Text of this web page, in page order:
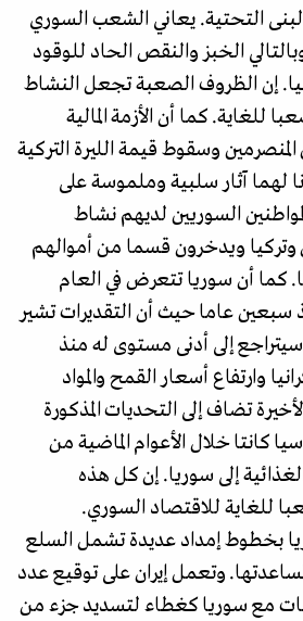
البنى التحتية. يعاني الشعب السوري
الخبز والنقص الحاد للوقود
إن الظروف الصعبة تجعل النشاط
للغاية. كما أن الأزمة المالية
المنصرمين وسقوط قيمة الليرة التركية
لهما آثار سلبية وملموسة على
السوريين لديهم نشاط
وتركيا ويدخرون قسما من أموالهم
كما أن سوريا تتعرض في العام
سبعين عاما حيث أن التقديرات تشير
إلى أدنى مستوى له منذ
وارتفاع أسعار القمح والمواد
تضاف إلى التحديات المذكورة
كانتا خلال الأعوام الماضية من
إلى سوريا. إن كل هذه
للغاية للاقتصاد السوري.
بخطوط إمداد عديدة تشمل السلع
وتعمل إيران على توقيع عدد
مع سوريا كغطاء لتسديد جزء من